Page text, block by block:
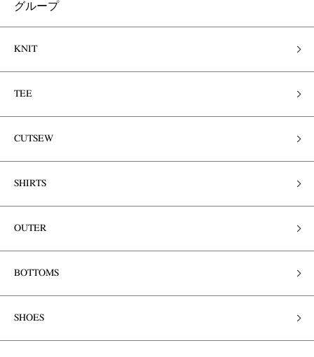
グループ
KNIT
TEE
CUTSEW
SHIRTS
OUTER
BOTTOMS
SHOES